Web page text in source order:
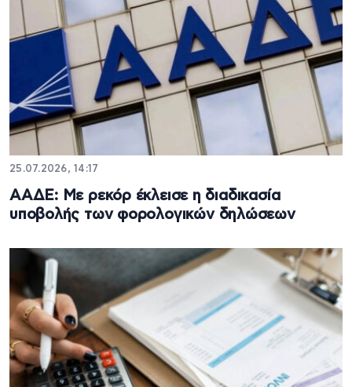
25.07.2026, 14:17
ΑΑΔΕ: Με ρεκόρ έκλεισε η διαδικασία
υποβολής των φορολογικών δηλώσεων